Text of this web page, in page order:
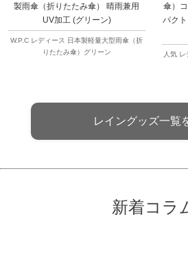
製雨傘（折りたたみ傘） 晴雨兼用
UV加工 (グリーン)
W.P.C レディース 日本製軽量大型雨傘（折
りたたみ傘）グリーン
傘）
パク
人気
レイングッズ一覧
新着コラ